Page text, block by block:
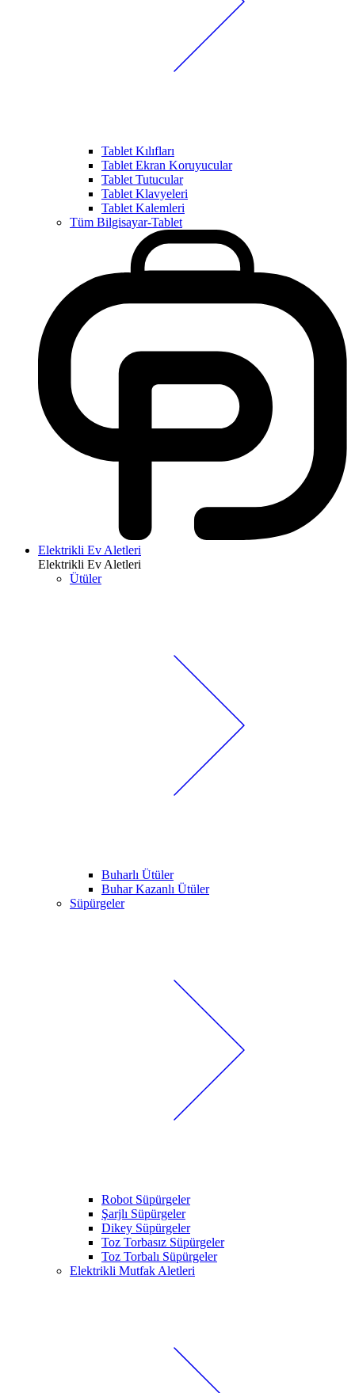
Tablet Kılıfları
Tablet Ekran Koruyucular
Tablet Tutucular
Tablet Klavyeleri
Tablet Kalemleri
Tüm Bilgisayar-Tablet
Elektrikli Ev Aletleri
Elektrikli Ev Aletleri
Ütüler
Buharlı Ütüler
Buhar Kazanlı Ütüler
Süpürgeler
Robot Süpürgeler
Şarjlı Süpürgeler
Dikey Süpürgeler
Toz Torbasız Süpürgeler
Toz Torbalı Süpürgeler
Elektrikli Mutfak Aletleri